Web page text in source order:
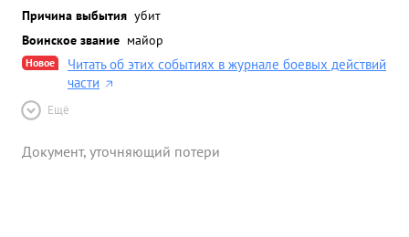
Причина выбытия убит
Воинское звание майор
Новое
Читать об этих событиях в журнале боевых действий
части
Ещё
Документ, уточняющий потери